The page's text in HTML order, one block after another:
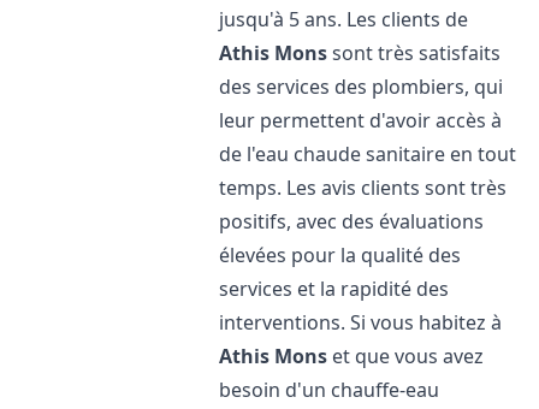
jusqu'à 5 ans. Les clients de
Athis Monssont très satisfaits
des services des plombiers, qui
leur permettent d'avoir accès à
de l'eau chaude sanitaire en tout
temps. Les avis clients sont très
positifs, avec des évaluations
élevées pour la qualité des
services et la rapidité des
interventions. Si vous habitez à
Athis Mons et que vous avez
besoin d'un chauffe-eau